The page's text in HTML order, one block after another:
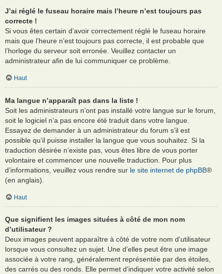
J’ai réglé le fuseau horaire mais l’heure n’est toujours pas
correcte !
Si vous êtes certain d’avoir correctement réglé le fuseau horaire
mais que l’heure n’est toujours pas correcte, il est probable que
l’horloge du serveur soit erronée. Veuillez contacter un
administrateur afin de lui communiquer ce problème.
Haut
Ma langue n’apparaît pas dans la liste !
Soit les administrateurs n’ont pas installé votre langue sur le forum,
soit le logiciel n’a pas encore été traduit dans votre langue.
Essayez de demander à un administrateur du forum s’il est
possible qu’il puisse installer la langue que vous souhaitez. Si la
traduction désirée n’existe pas, vous êtes libre de vous porter
volontaire et commencer une nouvelle traduction. Pour plus
d’informations, veuillez vous rendre sur le site internet de phpBB®
(en anglais).
Haut
Que signifient les images situées à côté de mon nom
d’utilisateur ?
Deux images peuvent apparaître à côté de votre nom d’utilisateur
lorsque vous consultez un sujet. Une d’elles peut être une image
associée à votre rang, généralement représentée par des étoiles,
des carrés ou des ronds. Elle permet d’indiquer votre activité selon